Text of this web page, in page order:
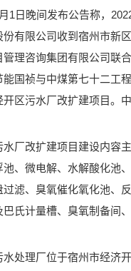
日晚间发布公告称，
份有限公司收到宿州市新
管理咨询集团有限公司联
国祯与中煤第七十二工
区污水厂改扩建项目。
改扩建项目建设内容
、微电解、水解酸化池
滤、臭氧催化氧化池、
巴氏计量槽、臭氧制备间
理厂位于宿州市经济开